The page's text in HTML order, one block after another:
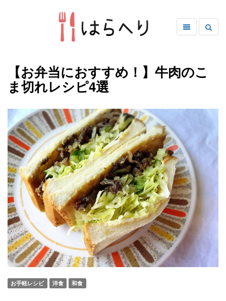
【お弁当におすすめ！】牛肉のこ
ま切れレシピ4選
お手軽レシピ 洋食 和食